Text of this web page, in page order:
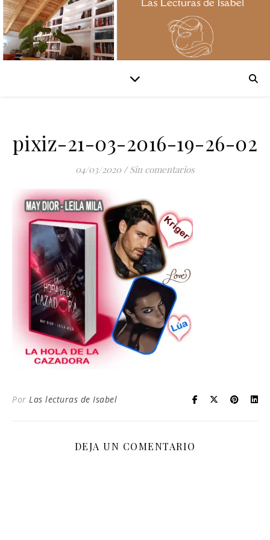
pixiz-21-03-2016-19-26-02
04/03/2020 / Sin comentarios
Por Las lecturas de Isabel
DEJA UN COMENTARIO